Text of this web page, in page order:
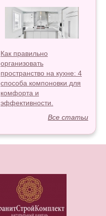
Как правильно
организовать
пространство на кухне: 4
способа компоновки для
комфорта и
эффективности.
Все статьи